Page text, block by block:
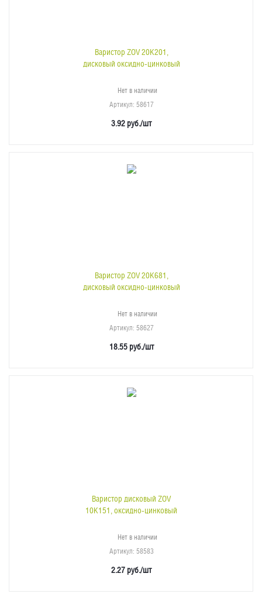
Варистор ZOV 20K201,
дисковый оксидно-цинковый
Нет в наличии
Артикул: 58617
3.92 руб./шт
Варистор ZOV 20K681,
дисковый оксидно-цинковый
Нет в наличии
Артикул: 58627
18.55руб./шт
Варистор дисковый ZOV
10K151, оксидно-цинковый
Нет в наличии
Артикул: 58583
2.27 руб./шт